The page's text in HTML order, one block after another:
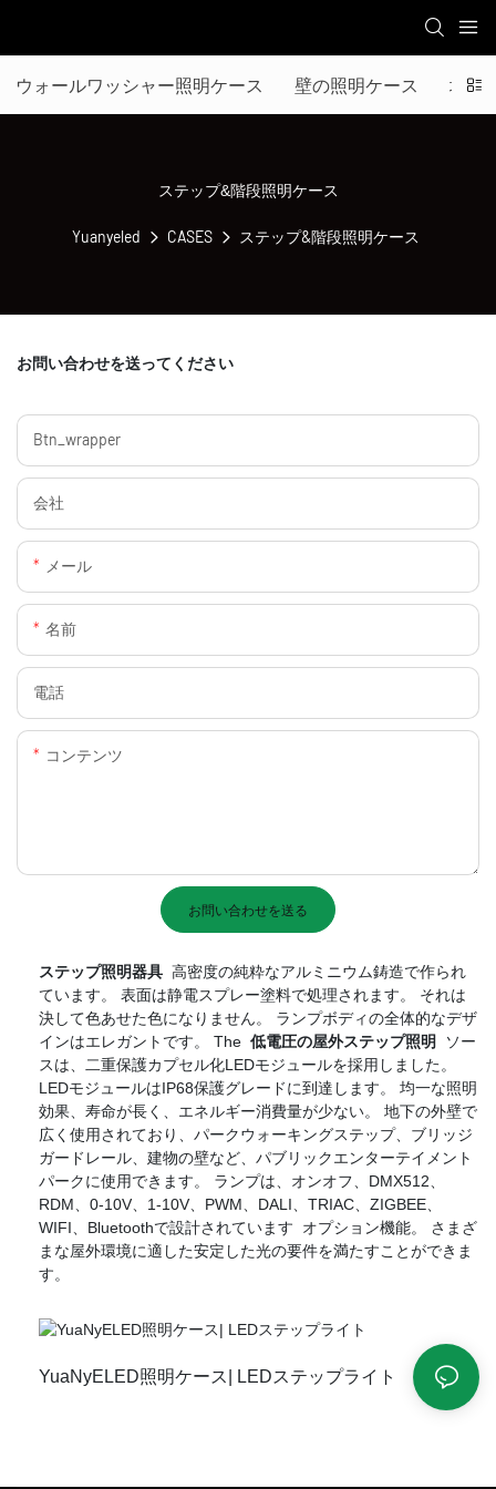
ウォールワッシャー照明ケース 壁の照明ケース 地下
ステップ&階段照明ケース
Yuanyeled CASES ステップ&階段照明ケース
お問い合わせを送ってください
Btn_wrapper
会社
メール
名前
電話
コンテンツ
お問い合わせを送る
ステップ照明器具 高密度の純粋なアルミニウム鋳造で作られ
ています。 表面は静電スプレー塗料で処理されます。 それは
決して色あせた色になりません。 ランプボディの全体的なデザ
インはエレガントです。 The 低電圧の屋外ステップ照明
ソー
スは、二重保護カプセル化LEDモジュールを採用しました。
LEDモジュールはIP68保護グレードに到達します。 均一な照明
効果、寿命が長く、エネルギー消費量が少ない。 地下の外壁で
広く使用されており、パークウォーキングステップ、ブリッジ
ガードレール、建物の壁など、パブリックエンターテイメント
パークに使用できます。 ランプは、オンオフ、DMX512、
RDM、0-10V、1-10V、PWM、DALI、TRIAC、ZIGBEE、
WIFI、Bluetoothで設計されています オプション機能。 さまざ
まな屋外環境に適した安定した光の要件を満たすことができま
す。
YuaNyELED照明ケース| LEDステップライト